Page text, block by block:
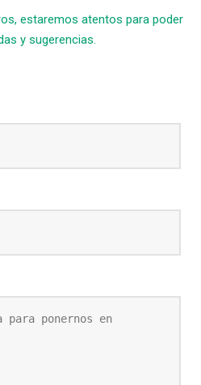
estaremos atentos para poder
y sugerencias.